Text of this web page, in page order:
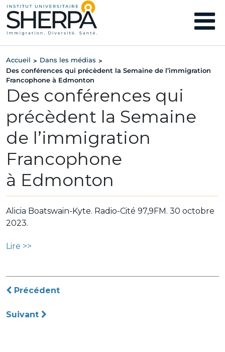
Accueil > Dans les médias >
Des conférences qui précèdent la Semaine de l’immigration
Francophone à Edmonton
Des conférences qui
précèdent la Semaine
de l’immigration
Francophone
à Edmonton
Alicia Boatswain-Kyte. Radio-Cité 97,9FM. 30 octobre
2023.
Lire >>
Navigation
l’article
Précédent
Suivant